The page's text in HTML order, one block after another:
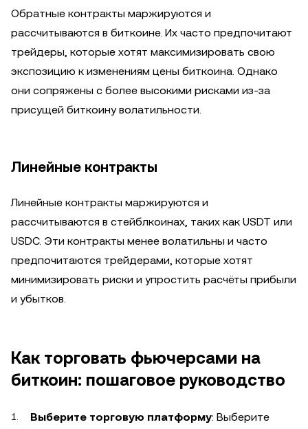
Обратные контракты маржируются и
рассчитываются в биткоине. Их часто предпочитают
трейдеры, которые хотят максимизировать свою
экспозицию к изменениям цены биткоина. Однако
они сопряжены с более высокими рисками из-за
присущей биткоину волатильности.
Линейные контракты
Линейные контракты маржируются и
рассчитываются в стейблкоинах, таких как USDT или
USDC. Эти контракты менее волатильны и часто
предпочитаются трейдерами, которые хотят
минимизировать риски и упростить расчёты прибыли
и убытков.
Как торговать фьючерсами на
биткоин: пошаговое руководство
Выберите торговую платформу: Выберите